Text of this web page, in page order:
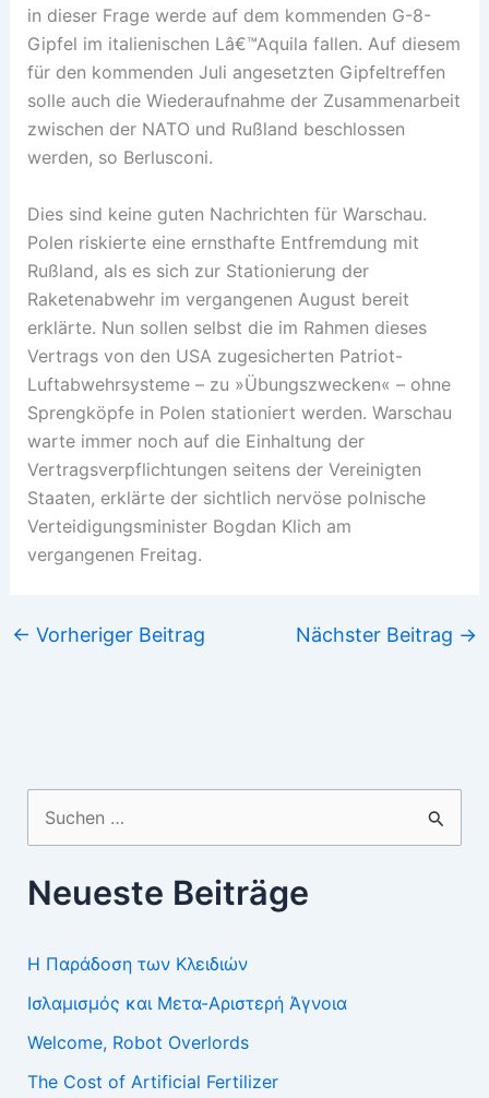
in dieser Frage werde auf dem kommenden G-8-
Gipfel im italienischen Lâ€™Aquila fallen. Auf diesem
für den kommenden Juli angesetzten Gipfeltreffen
solle auch die Wiederaufnahme der Zusammenarbeit
zwischen der NATO und Rußland beschlossen
werden, so Berlusconi.
Dies sind keine guten Nachrichten für Warschau.
Polen riskierte eine ernsthafte Entfremdung mit
Rußland, als es sich zur Stationierung der
Raketenabwehr im vergangenen August bereit
erklärte. Nun sollen selbst die im Rahmen dieses
Vertrags von den USA zugesicherten Patriot-
Luftabwehrsysteme – zu »Übungszwecken« – ohne
Sprengköpfe in Polen stationiert werden. Warschau
warte immer noch auf die Einhaltung der
Vertragsverpflichtungen seitens der Vereinigten
Staaten, erklärte der sichtlich nervöse polnische
Verteidigungsminister Bogdan Klich am
vergangenen Freitag.
← Vorheriger Beitrag Nächster Beitrag →
nach:
Neueste Beiträge
Η Παράδοση των Κλειδιών
Ισλαμισμός και Μετα-Αριστερή Άγνοια
Welcome, Robot Overlords
The Cost of Artificial Fertilizer